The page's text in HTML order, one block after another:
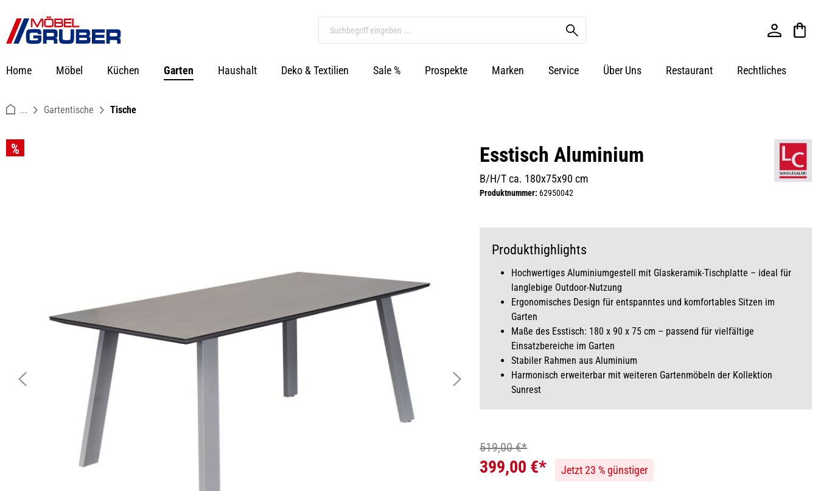
Zur Hauptnavigation springen
Home Möbel Küchen Garten Haushalt Deko & Textilien Sale % Prospekte Marken Service Über Uns Restaurant Rechtliches
... Gartentische Tische
Bildergalerie überspringen Esstisch Aluminium
B/H/T ca. 180x75x90 cm
Produktnummer: 62950042
Produkthighlights
Hochwertiges Aluminiumgestell mit Glaskeramik-Tischplatte – ideal für
langlebige Outdoor-Nutzung
Ergonomisches Design für entspanntes und komfortables Sitzen im
Garten
Maße des Esstisch: 180 x 90 x 75 cm – passend für vielfältige
Einsatzbereiche im Garten
Stabiler Rahmen aus Aluminium
Harmonisch erweiterbar mit weiteren Gartenmöbeln der Kollektion
Sunrest
519,00 €*
399,00 €* Jetzt 23 % günstiger